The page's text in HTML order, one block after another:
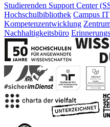
Studierenden Support Center
Hochschulbibliothek Campus IT
Kompetenzentwicklung
Nachhaltigkeitsbüro